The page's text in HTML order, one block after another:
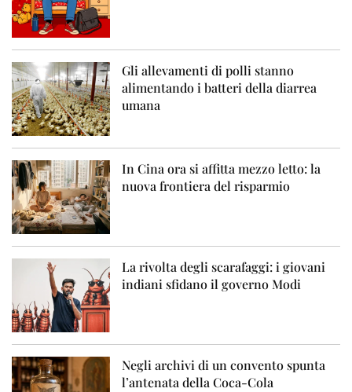
Gli allevamenti di polli stanno
alimentando i batteri della diarrea
umana
In Cina ora si affitta mezzo letto: la
nuova frontiera del risparmio
La rivolta degli scarafaggi: i giovani
indiani sfidano il governo Modi
Negli archivi di un convento spunta
l’antenata della Coca-Cola